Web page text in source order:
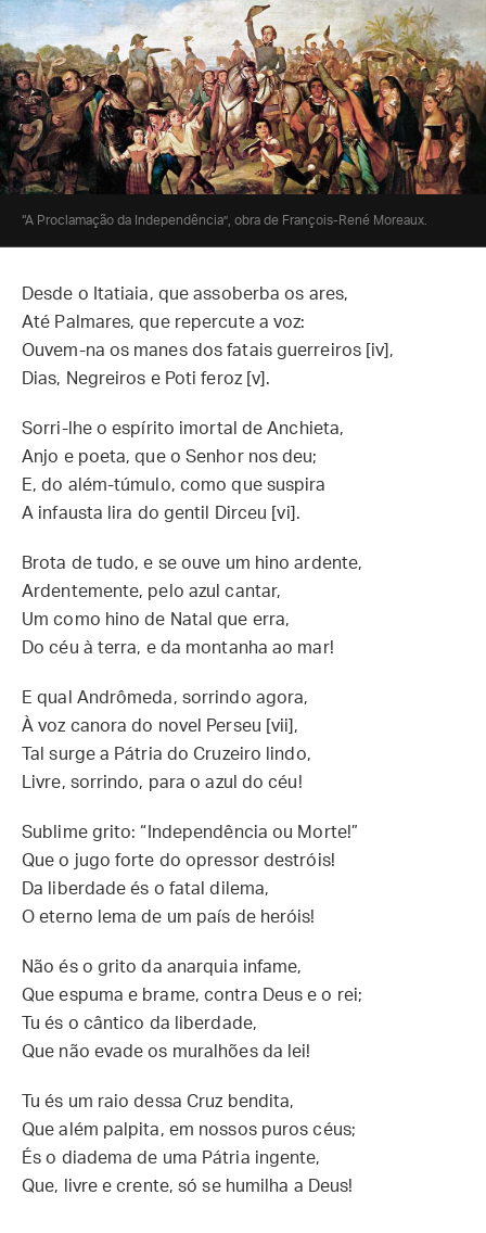
“A Proclamação da Independência”, obra de François-René Moreaux.
Desde o Itatiaia, que assoberba os ares,
Até Palmares, que repercute a voz:
Ouvem-na os manes dos fatais guerreiros [iv],
Dias, Negreiros e Poti feroz [v].
Sorri-lhe o espírito imortal de Anchieta,
Anjo e poeta, que o Senhor nos deu;
E, do além-túmulo, como que suspira
A infausta lira do gentil Dirceu [vi].
Brota de tudo, e se ouve um hino ardente,
Ardentemente, pelo azul cantar,
Um como hino de Natal que erra,
Do céu à terra, e da montanha ao mar!
E qual Andrômeda, sorrindo agora,
À voz canora do novel Perseu [vii],
Tal surge a Pátria do Cruzeiro lindo,
Livre, sorrindo, para o azul do céu!
Sublime grito: “Independência ou Morte!”
Que o jugo forte do opressor destróis!
Da liberdade és o fatal dilema,
O eterno lema de um país de heróis!
Não és o grito da anarquia infame,
Que espuma e brame, contra Deus e o rei;
Tu és o cântico da liberdade,
Que não evade os muralhões da lei!
Tu és um raio dessa Cruz bendita,
Que além palpita, em nossos puros céus;
És o diadema de uma Pátria ingente,
Que, livre e crente, só se humilha a Deus!